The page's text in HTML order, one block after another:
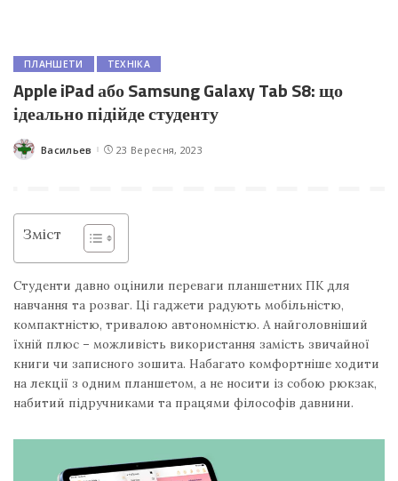
ПЛАНШЕТИ ТЕХНІКА
Apple iPad або Samsung Galaxy Tab S8: що
ідеально підійде студенту
Posted
Васильев 23 Вересня, 2023
Зміст
Студенти давно оцінили переваги планшетних ПК для
навчання та розваг. Ці гаджети радують мобільністю,
компактністю, тривалою автономністю. А найголовніший
їхній плюс – можливість використання замість звичайної
книги чи записного зошита. Набагато комфортніше ходити
на лекції з одним планшетом, а не носити із собою рюкзак,
набитий підручниками та працями філософів давнини.